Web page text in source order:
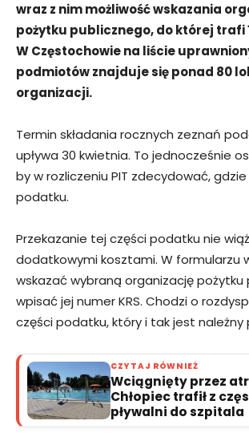
wraz z nim możliwość wskazania
pożytku publicznego, do której trafi
W Częstochowie na liście
podmiotów znajduje się ponad 80
organizacji.
Termin składania rocznych zeznań
upływa 30 kwietnia. To jednocześnie
by w rozliczeniu PIT zdecydować, gdzie
podatku.
Przekazanie tej części podatku nie
dodatkowymi kosztami. W formularzu
wskazać wybraną organizację pożytku
wpisać jej numer KRS. Chodzi o
części podatku, który i tak jest należny
CZYTAJ RÓWNIEŻ
Wciągnięty przez
Chłopiec trafił z
pływalni do szpitala